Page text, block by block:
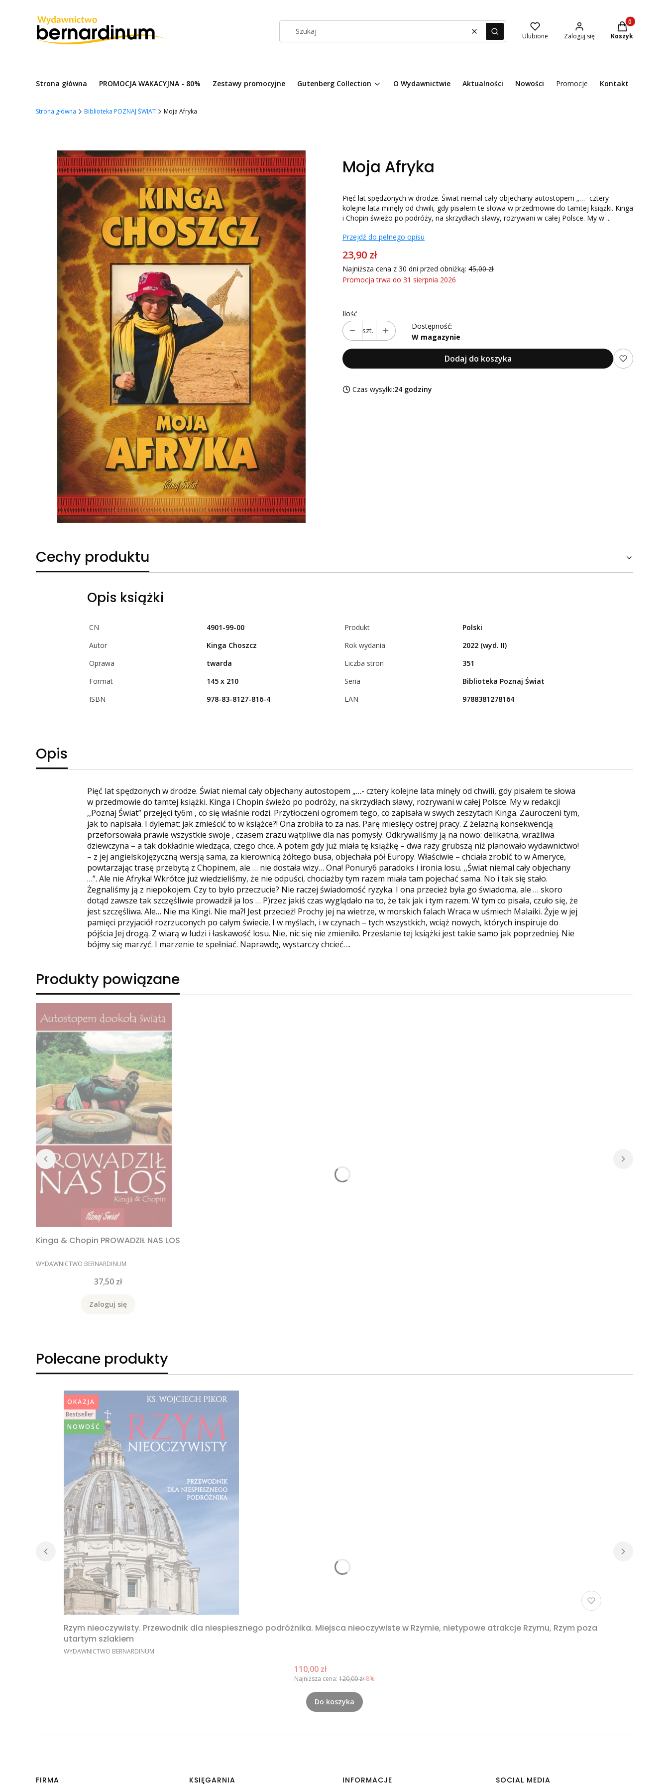
WyczyśćSzukaj Ulubione Zaloguj się
Produkty w
Koszyk
Strona główna PROMOCJA WAKACYJNA - 80% Zestawy promocyjne Gutenberg Collection O Wydawnictwie Aktualności Nowości Promocje Kontakt
Strona główna Biblioteka POZNAJ ŚWIAT Moja Afryka
Moja Afryka
Pięć lat spędzonych w drodze. Świat niemal cały objechany autostopem „…- cztery
kolejne lata minęły od chwili, gdy pisałem te słowa w przedmowie do tamtej książki. Kinga
i Chopin świeżo po podróży, na skrzydłach sławy, rozrywani w całej Polsce. My w ...
Przejdź do pełnego opisu
23,90 zł
Najniższa cena z 30 dni przed obniżką: 45,00 zł
Promocja trwa do 31 sierpnia 2026
Ilość
szt.
Dostępność:
W magazynie
Dodaj do koszyka
Czas wysyłki:24 godziny
Cechy produktu
Opis książki
CN 4901-99-00 Produkt
Polski
Autor
Kinga Choszcz Rok wydania
2022 (wyd. II)
Oprawa
twarda Liczba stron
351
Format
145 x 210 Seria
Biblioteka Poznaj Świat
ISBN
978-83-8127-816-4 EAN 9788381278164
Opis
Pięć lat spędzonych w drodze. Świat niemal cały objechany autostopem „…- cztery kolejne lata minęły od chwili, gdy pisałem te słowa
w przedmowie do tamtej książki. Kinga i Chopin świeżo po podróży, na skrzydłach sławy, rozrywani w całej Polsce. My w redakcji
,,Poznaj Świat” przejęci ty6m , co się właśnie rodzi. Przytłoczeni ogromem tego, co zapisała w swych zeszytach Kinga. Zauroczeni tym,
jak to napisała. I dylemat: jak zmieścić to w książce?! Ona zrobiła to za nas. Parę miesięcy ostrej pracy. Z żelazną konsekwencją
przeforsowała prawie wszystkie swoje , czasem zrazu wątpliwe dla nas pomysły. Odkrywaliśmy ją na nowo: delikatna, wrażliwa
dziewczyna – a tak dokładnie wiedząca, czego chce. A potem gdy już miała tę książkę – dwa razy grubszą niż planowało wydawnictwo!
– z jej angielskojęzyczną wersją sama, za kierownicą żółtego busa, objechała pół Europy. Właściwie – chciała zrobić to w Ameryce,
powtarzając trasę przebytą z Chopinem, ale … nie dostała wizy… Ona! Ponury6 paradoks i ironia losu. ,,Świat niemal cały objechany
…”. Ale nie Afryka! Wkrótce już wiedzieliśmy, że nie odpuści, chociażby tym razem miała tam pojechać sama. No i tak się stało.
Żegnaliśmy ją z niepokojem. Czy to było przeczucie? Nie raczej świadomość ryzyka. I ona przecież była go świadoma, ale … skoro
dotąd zawsze tak szczęśliwie prowadził ja los … P)rzez jakiś czas wyglądało na to, że tak jak i tym razem. W tym co pisała, czuło się, że
jest szczęśliwa. Ale… Nie ma Kingi. Nie ma?! Jest przecież! Prochy jej na wietrze, w morskich falach Wraca w uśmiech Malaiki. Żyje w jej
pamięci przyjaciół rozrzuconych po całym świecie. I w myślach, i w czynach – tych wszystkich, wciąż nowych, których inspiruje do
pójścia Jej drogą. Z wiarą w ludzi i łaskawość losu. Nie, nic się nie zmieniło. Przesłanie tej książki jest takie samo jak poprzedniej. Nie
bójmy się marzyć. I marzenie te spełniać. Naprawdę, wystarczy chcieć….
Produkty powiązane
Kinga & Chopin PROWADZIŁ NAS LOS
PRODUCENT
WYDAWNICTWO BERNARDINUM
Cena
37,50 zł
Zaloguj się
Polecane produkty
OKAZJA
Bestseller
NOWOŚĆ
Rzym nieoczywisty. Przewodnik dla niespiesznego podróżnika. Miejsca nieoczywiste w Rzymie, nietypowe atrakcje Rzymu, Rzym poza
utartym szlakiem
PRODUCENT
WYDAWNICTWO BERNARDINUM
Cena promocyjna
110,00 zł
Najniższa cena: 120,00 zł-8%
Do koszyka
FIRMA KSIĘGARNIA INFORMACJE SOCIAL MEDIA